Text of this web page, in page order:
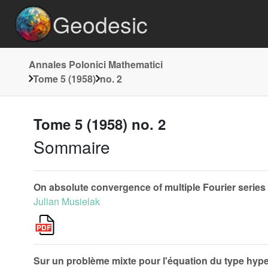
Geodesic
Annales Polonici Mathematici
Tome 5 (1958) no. 2
Tome 5 (1958) no. 2
Sommaire
On absolute convergence of multiple Fourier series
Julian Musielak
Sur un problème mixte pour l'équation du type